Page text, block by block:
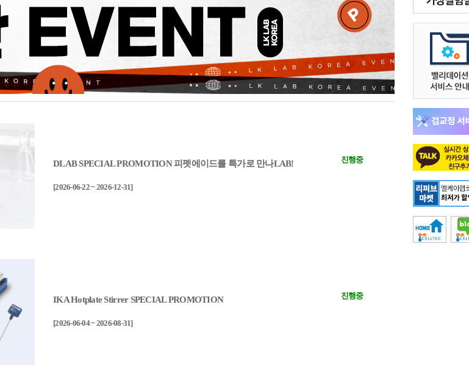
DLAB SPECIAL PROMOTION 피펫에이드를 특가로 만나LAB!
[2026-06-22 ~ 2026-12-31]
진행중
IKA Hotplate Stirrer SPECIAL PROMOTION
[2026-06-04 ~ 2026-08-31]
진행중